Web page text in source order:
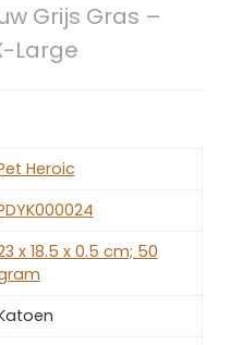
Grijs Gras –
Large
Heroic
x 18.5 x 0.5 cm; 50